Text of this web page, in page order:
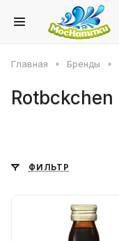
Главная Бренды
Rotbckchen
ФИЛЬТР